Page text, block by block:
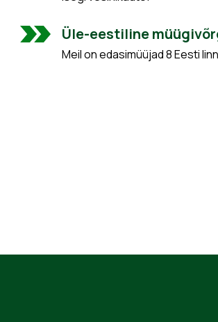
Üle-eestiline
Meil on edasimüüjad 8 Eesti